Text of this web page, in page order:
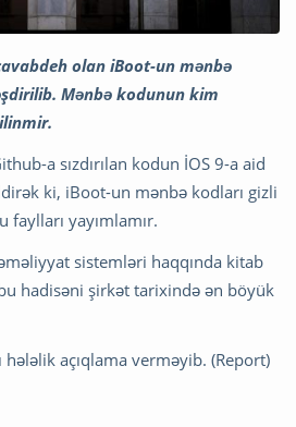
olan iBoot-un mənbə
Mənbə kodunun kim
a sızdırılan kodun İOS 9-a aid
ki, iBoot-un mənbə kodları gizli
faylları yayımlamır.
sistemləri haqqında kitab
hadisəni şirkət tarixində ən böyük
hələlik açıqlama verməyib. (Report)